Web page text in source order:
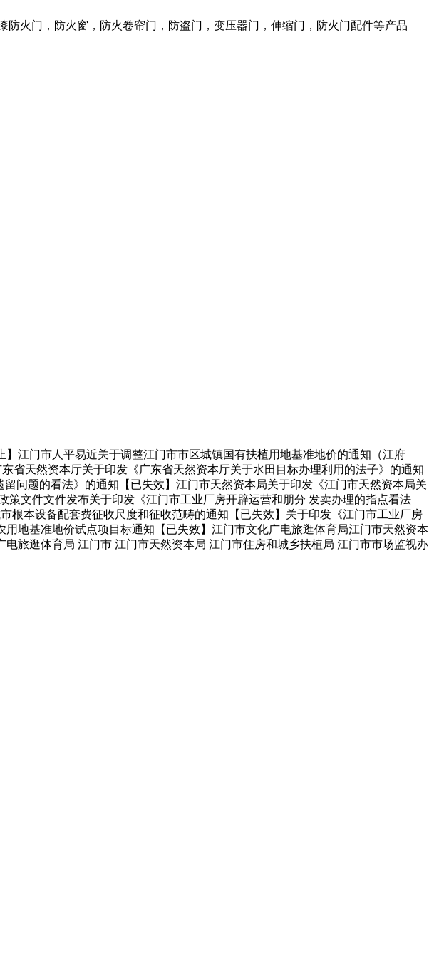
火门，防火窗，防火卷帘门，防盗门，变压器门，伸缩门，防火门配件等产品
门市人平易近关于调整江门市市区城镇国有扶植用地基准地价的通知（江府
省天然资本厅关于印发《广东省天然资本厅关于水田目标办理利用的法子》的通知
问题的看法》的通知【已失效】江门市天然资本局关于印发《江门市天然资本局关
文件文件发布关于印发《江门市工业厂房开辟运营和朋分 发卖办理的指点看法
根本设备配套费征收尺度和征收范畴的通知【已失效】关于印发《江门市工业厂房
地基准地价试点项目标通知【已失效】江门市文化广电旅逛体育局江门市天然资本
旅逛体育局 江门市 江门市天然资本局 江门市住房和城乡扶植局 江门市市场监视办